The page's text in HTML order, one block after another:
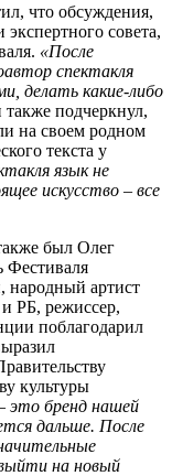
что обсуждения,
совета,
«После
спектакля
делать какие-либо
подчеркнул,
на своем родном
текста у
язык не
искусство – все
был Олег
народный артист
РБ, режиссер,
поблагодарил
культуры
это бренд нашей
дальше. После
на новый